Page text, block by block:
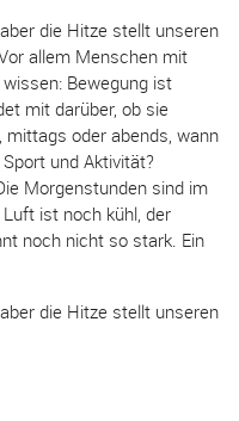
die Hitze stellt unseren
allem Menschen mit
Bewegung ist
mit darüber, ob sie
oder abends, wann
und Aktivität?
Morgenstunden sind im
ist noch kühl, der
noch nicht so stark. Ein
die Hitze stellt unseren